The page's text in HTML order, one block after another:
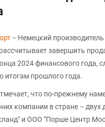
-- Немецкий
завершить
2024 финансового года,
итогам прошлого года.
что по-прежнему
компании в стране –
и ООО "Порше Центр